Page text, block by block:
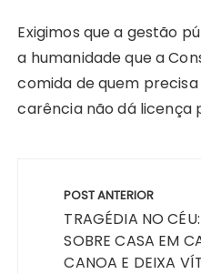
Exigimos que a gestão
a humanidade que a
comida de quem
carência não dá licença
POST ANTERIOR
TRAGÉDIA NO
SOBRE CASA EM
CANOA E DEIXA